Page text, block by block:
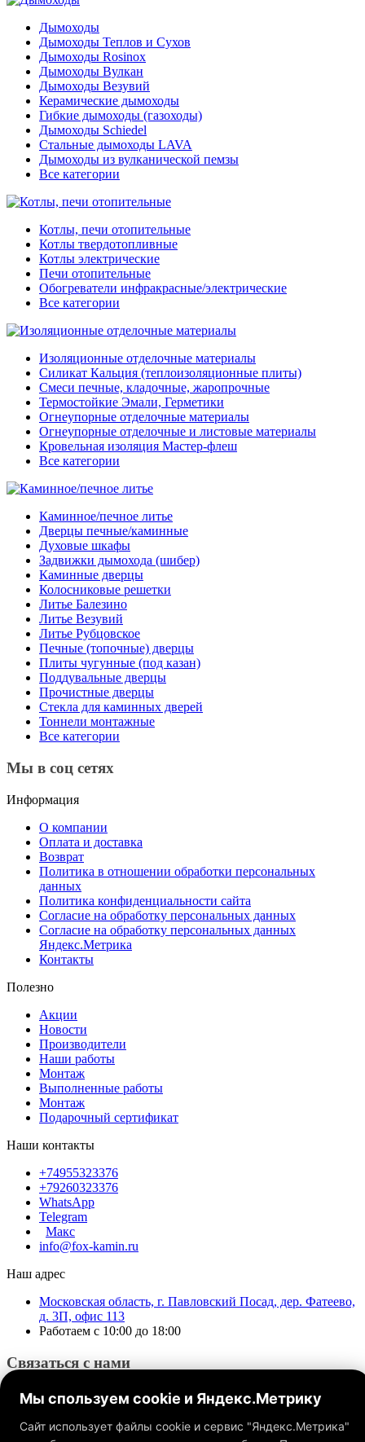
Дымоходы
Дымоходы Теплов и Сухов
Дымоходы Rosinox
Дымоходы Вулкан
Дымоходы Везувий
Керамические дымоходы
Гибкие дымоходы (газоходы)
Дымоходы Schiedel
Стальные дымоходы LAVA
Дымоходы из вулканической пемзы
Все категории
Котлы, печи отопительные
Котлы твердотопливные
Котлы электрические
Печи отопительные
Обогреватели инфракрасные/электрические
Все категории
Изоляционные отделочные материалы
Силикат Кальция (теплоизоляционные плиты)
Смеси печные, кладочные, жаропрочные
Термостойкие Эмали, Герметики
Огнеупорные отделочные материалы
Огнеупорные отделочные и листовые материалы
Кровельная изоляция Мастер-флеш
Все категории
Каминное/печное литье
Дверцы печные/каминные
Духовые шкафы
Задвижки дымохода (шибер)
Каминные дверцы
Колосниковые решетки
Литье Балезино
Литье Везувий
Литье Рубцовское
Печные (топочные) дверцы
Плиты чугунные (под казан)
Поддувальные дверцы
Прочистные дверцы
Стекла для каминных дверей
Тоннели монтажные
Все категории
Мы в соц сетях
Информация
О компании
Оплата и доставка
Возврат
Политика в отношении обработки персональных
данных
Политика конфиденциальности сайта
Согласие на обработку персональных данных
Согласие на обработку персональных данных
Яндекс.Метрика
Контакты
Полезно
Акции
Новости
Производители
Наши работы
Монтаж
Выполненные работы
Монтаж
Подарочный сертификат
Наши контакты
+74955323376
+79260323376
WhatsApp
Telegram
Макс
info@fox-kamin.ru
Наш адрес
Московская область, г. Павловский Посад, дер. Фатеево,
д. 3П, офис 113
Работаем с 10:00 до 18:00
Связаться с нами
Мы спользуем cookie и Яндекс.Метрику
Сайт использует файлы cookie и сервис "Яндекс.Метрика"